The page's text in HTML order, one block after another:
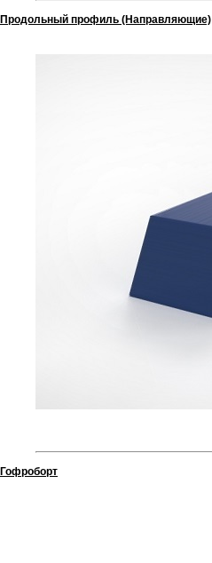
Продольный профиль (Направляющие)
Гофроборт